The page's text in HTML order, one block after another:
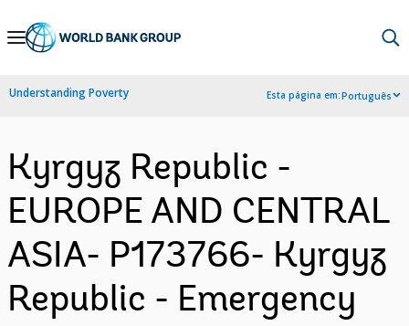
Skip
Navigation
Understanding Poverty Esta página em:Português
Kyrgyz Republic -
EUROPE AND CENTRAL
ASIA- P173766- Kyrgyz
Republic - Emergency